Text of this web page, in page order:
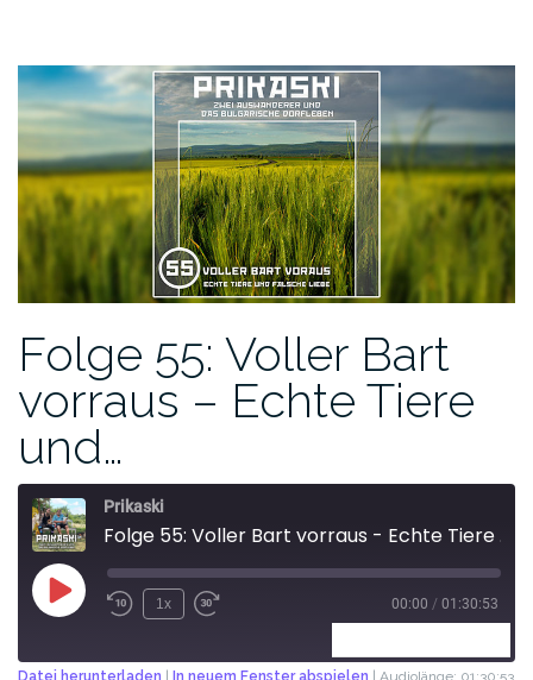
Folge 55: Voller Bart
vorraus – Echte Tiere
und…
Prikaski
Folge 55: Voller Bart vorraus - Echte Tiere und falsche Liebe
1x 00:00 / 01:30:53